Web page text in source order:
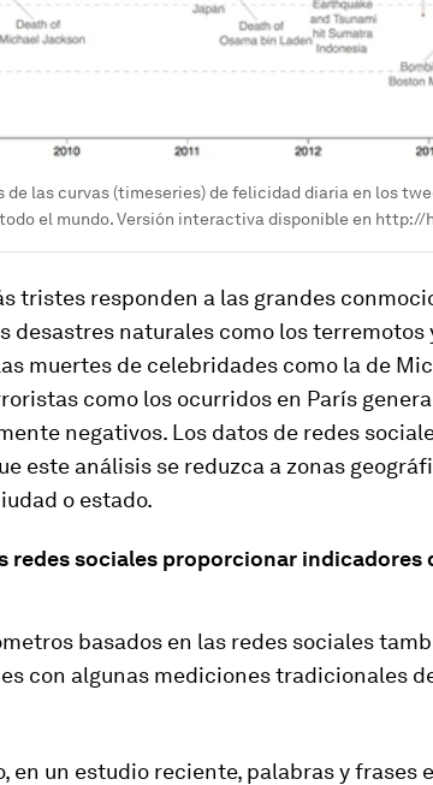
de las curvas (timeseries) de felicidad diaria en los
el mundo. Versión interactiva disponible en http://
tristes responden a las grandes
desastres naturales como los terremotos
muertes de celebridades como la de
como los ocurridos en París
negativos. Los datos de redes
este análisis se reduzca a zonas
o estado.
redes sociales proporcionar indicadores
basados ​​en las redes sociales
con algunas mediciones tradicionales
en un estudio reciente, palabras y frases